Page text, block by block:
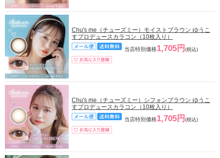
Chu's me（チューズミー）モイストブラウン ゆうこ
すプロデュースカラコン（10枚入り）
当店特別価格1,705円 (税込)
Chu's me（チューズミー）シフォンブラウン ゆうこ
すプロデュースカラコン（10枚入り）
当店特別価格1,705円 (税込)